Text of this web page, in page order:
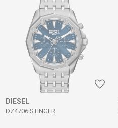
DIESEL
DZ4706 STINGER